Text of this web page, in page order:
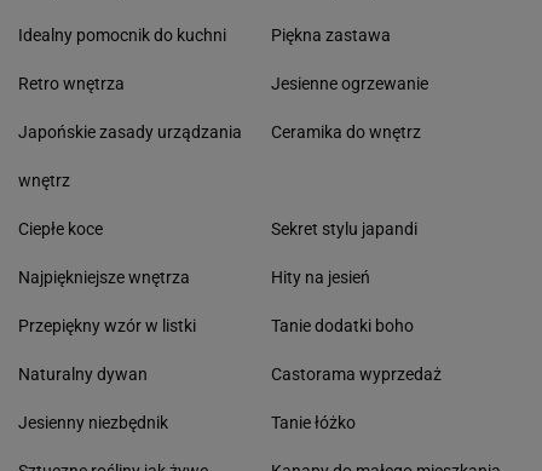
Idealny pomocnik do kuchni
Retro wnętrza
Japońskie zasady urządzania
wnętrz
Piękna zastawa
Jesienne ogrzewanie
Ceramika do wnętrz
Ciepłe koce
Najpiękniejsze wnętrza
Przepiękny wzór w listki
Naturalny dywan
Jesienny niezbędnik
Sekret stylu japandi
Hity na jesień
Tanie dodatki boho
Castorama wyprzedaż
Tanie łóżko